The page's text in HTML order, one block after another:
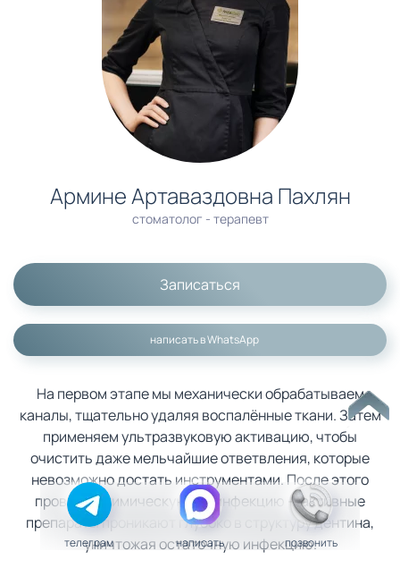
Армине Артаваздовна Пахлян
стоматолог - терапевт
Записаться
написать в WhatsApp
На первом этапе мы механически обрабатываем
каналы, тщательно удаляя воспалённые ткани. Затем
применяем ультразвуковую активацию, чтобы
очистить даже мельчайшие ответвления, которые
невозможно достать инструментами. После этого
проводим химическую дезинфекцию — активные
препараты проникают глубоко в структуру дентина,
уничтожая остаточную инфекцию.
телеграм написать позвонить